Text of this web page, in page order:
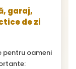
garaj,
de zi
pentru oameni